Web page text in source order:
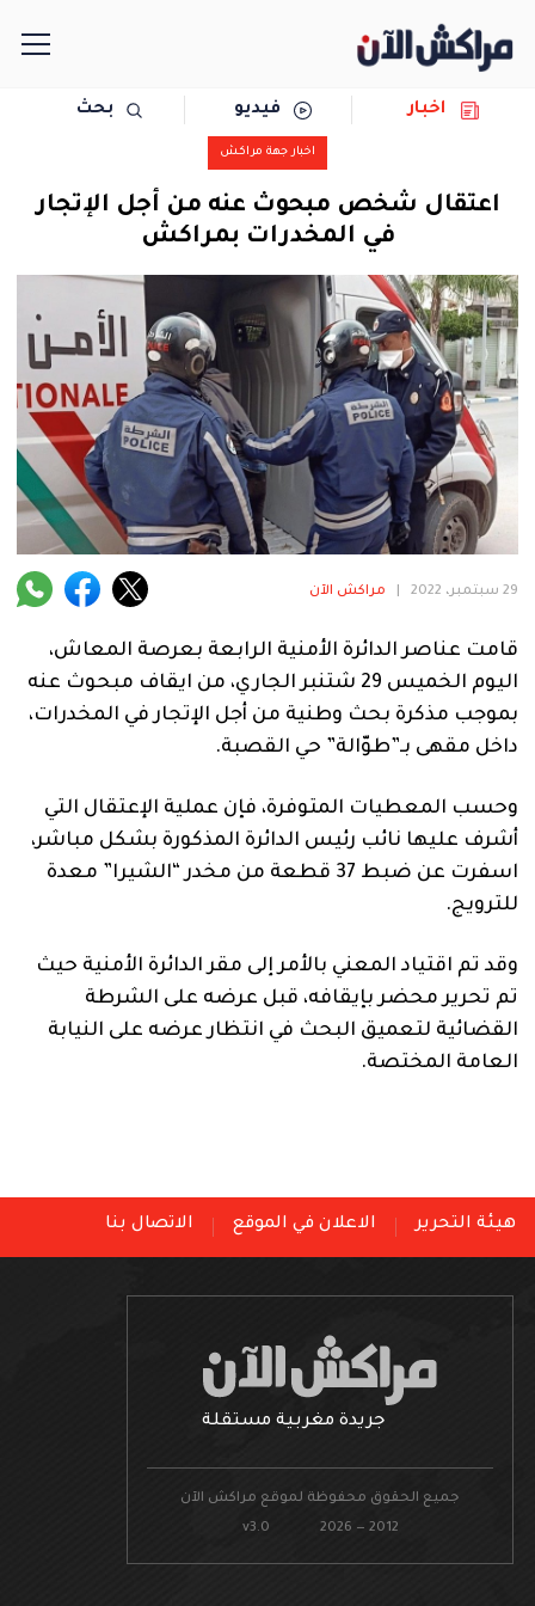
مجتمع
رياضة
حوادث
دولية
المرأة
فنية
منوعة
آراء
اخبار فيديو بحث
اخبار جهة مراكش
اعتقال شخص مبحوث عنه من أجل الإتجار
في المخدرات بمراكش
29 سبتمبر، 2022 مراكش الآن
قامت عناصر الدائرة الأمنية الرابعة بعرصة المعاش،
اليوم الخميس 29 شتنبر الجاري، من ايقاف مبحوث عنه
بموجب مذكرة بحث وطنية من أجل الإتجار في المخدرات،
داخل مقهى بـ”طوّالة” حي القصبة.
وحسب المعطيات المتوفرة، فإن عملية الإعتقال التي
أشرف عليها نائب رئيس الدائرة المذكورة بشكل مباشر،
اسفرت عن ضبط 37 قطعة من مخدر “الشيرا” معدة
للترويج.
وقد تم اقتياد المعني بالأمر إلى مقر الدائرة الأمنية حيث
تم تحرير محضر بإيقافه، قبل عرضه على الشرطة
القضائية لتعميق البحث في انتظار عرضه على النيابة
العامة المختصة.
هيئة التحرير الاعلان في الموقع الاتصال بنا
جريدة مغربية مستقلة
جميع الحقوق محفوظة لموقع مراكش الآن
v3.0 2026 — 2012